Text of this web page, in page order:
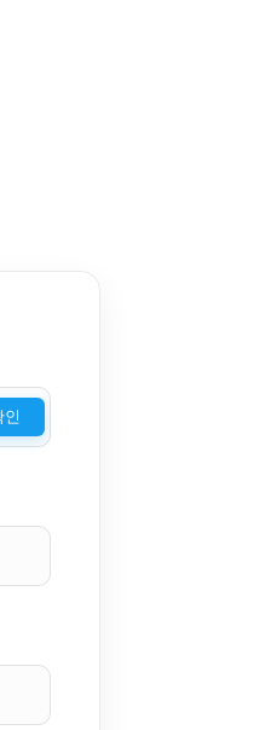
인